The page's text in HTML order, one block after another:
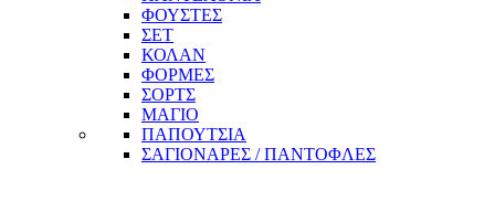
ΦΟΥΣΤΕΣ
ΣΕΤ
ΚΟΛΑΝ
ΦΟΡΜΕΣ
ΣΟΡΤΣ
ΜΑΓΙΟ
ΠΑΠΟΥΤΣΙΑ
ΣΑΓΙΟΝΑΡΕΣ / ΠΑΝΤΟΦΛΕΣ